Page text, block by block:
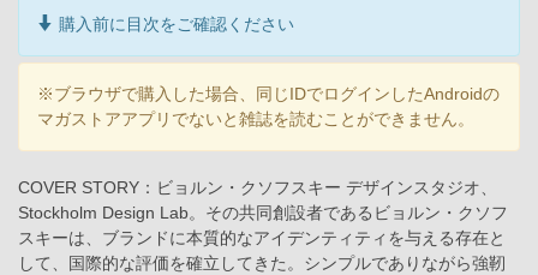
購入前に目次をご確認ください
※ブラウザで購入した場合、同じIDでログインしたAndroidの
マガストアアプリでないと雑誌を読むことができません。
COVER STORY：ビョルン・クソフスキー デザインスタジオ、
Stockholm Design Lab。その共同創設者であるビョルン・クソフ
スキーは、ブランドに本質的なアイデンティティを与える存在と
して、国際的な評価を確立してきた。シンプルでありながら強靭